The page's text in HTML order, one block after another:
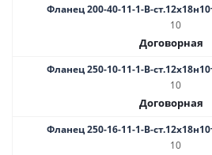
Фланец 200-40-11-1-B-
10
Договорная
Фланец 250-10-11-1-B-
10
Договорная
Фланец 250-16-11-1-B-
10